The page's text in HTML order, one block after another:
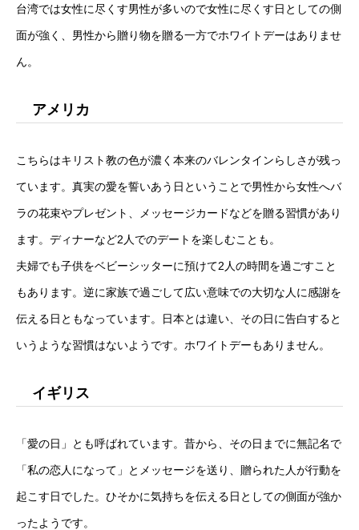
台湾では女性に尽くす男性が多いので女性に尽くす日としての側
面が強く、男性から贈り物を贈る一方でホワイトデーはありませ
ん。
アメリカ
こちらはキリスト教の色が濃く本来のバレンタインらしさが残っ
ています。真実の愛を誓いあう日ということで男性から女性へバ
ラの花束やプレゼント、メッセージカードなどを贈る習慣があり
ます。ディナーなど2人でのデートを楽しむことも。
夫婦でも子供をベビーシッターに預けて2人の時間を過ごすこと
もあります。逆に家族で過ごして広い意味での大切な人に感謝を
伝える日ともなっています。日本とは違い、その日に告白すると
いうような習慣はないようです。ホワイトデーもありません。
イギリス
「愛の日」とも呼ばれています。昔から、その日までに無記名で
「私の恋人になって」とメッセージを送り、贈られた人が行動を
起こす日でした。ひそかに気持ちを伝える日としての側面が強か
ったようです。